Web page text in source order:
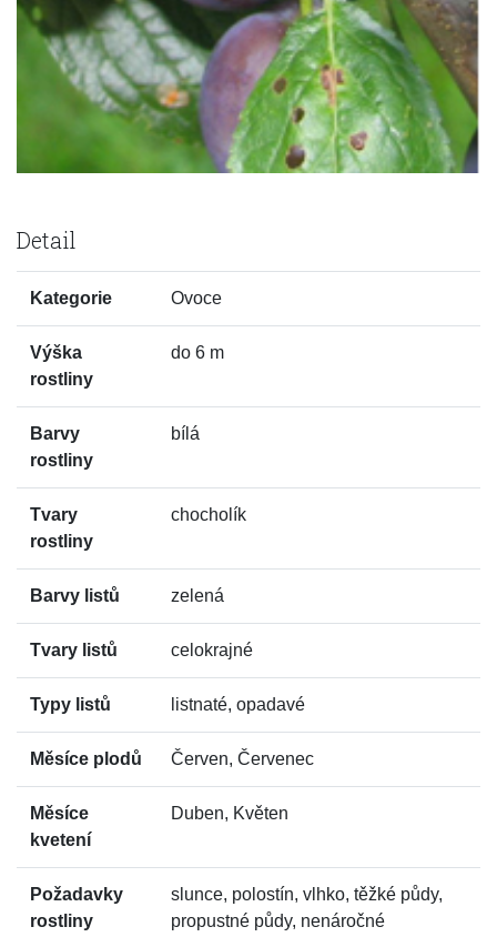
Detail
Kategorie Ovoce
Výška
rostliny
do 6 m
Barvy
rostliny
bílá
Tvary
rostliny
chocholík
Barvy listů zelená
Tvary listů celokrajné
Typy listů listnaté, opadavé
Měsíce plodů Červen, Červenec
Měsíce
kvetení
Duben, Květen
Požadavky
rostliny
slunce, polostín, vlhko, těžké půdy,
propustné půdy, nenáročné